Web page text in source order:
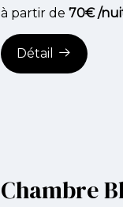
à partir de 70€ /
Détail
Chambre